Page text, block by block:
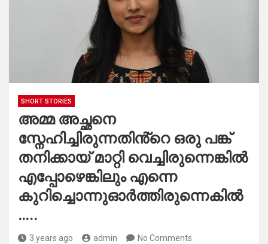
SHORT STORIES
അമ്മ അച്ഛനെ
സ്നേഹിച്ചിരുന്നതിൻ്റെ ഒരു പങ്ക്
തനിക്കായ് മാറ്റി വെച്ചിരുന്നെങ്കിൽ
എപ്പോഴെങ്കിലും എന്നെ
കുറിച്ചൊന്നുഓർത്തിരുന്നെകിൽ
…..
3 years ago admin No Comments